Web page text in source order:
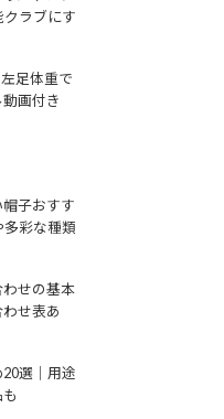
ラブにす
足体重で
画付き
子おすす
彩な種類
わせの基本
せ表あ
選｜用途